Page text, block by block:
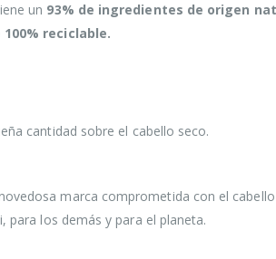
un 93% de ingredientes de origen
100% reciclable.
cantidad sobre el cabello seco.
marca comprometida con el
para los demás y para el planeta.